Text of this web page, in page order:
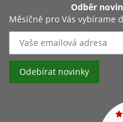
Odběr
Měsíčně pro Vás vybírame